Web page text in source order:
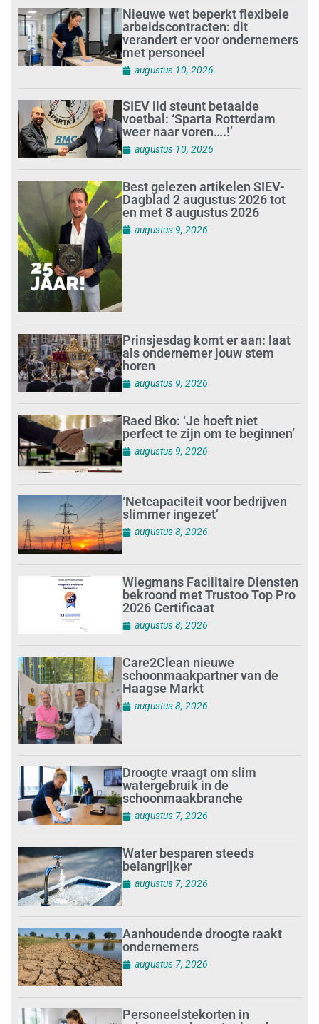
Nieuwe wet beperkt flexibele
arbeidscontracten: dit
verandert er voor ondernemers
met personeel
augustus 10, 2026
SIEV lid steunt betaalde
voetbal: ‘Sparta Rotterdam
weer naar voren….!’
augustus 10, 2026
Best gelezen artikelen SIEV-
Dagblad 2 augustus 2026 tot
en met 8 augustus 2026
augustus 9, 2026
Prinsjesdag komt er aan: laat
als ondernemer jouw stem
horen
augustus 9, 2026
Raed Bko: ‘Je hoeft niet
perfect te zijn om te beginnen’
augustus 9, 2026
‘Netcapaciteit voor bedrijven
slimmer ingezet’
augustus 8, 2026
Wiegmans Facilitaire Diensten
bekroond met Trustoo Top Pro
2026 Certificaat
augustus 8, 2026
Care2Clean nieuwe
schoonmaakpartner van de
Haagse Markt
augustus 8, 2026
Droogte vraagt om slim
watergebruik in de
schoonmaakbranche
augustus 7, 2026
Water besparen steeds
belangrijker
augustus 7, 2026
Aanhoudende droogte raakt
ondernemers
augustus 7, 2026
Personeelstekorten in